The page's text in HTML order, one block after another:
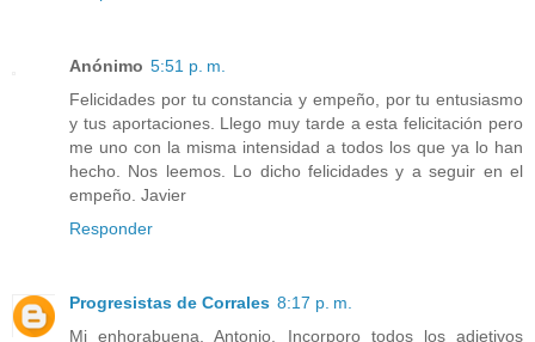
Anónimo 5:51 p. m.
Felicidades por tu constancia y empeño, por tu entusiasmo
y tus aportaciones. Llego muy tarde a esta felicitación pero
me uno con la misma intensidad a todos los que ya lo han
hecho. Nos leemos. Lo dicho felicidades y a seguir en el
empeño. Javier
Responder
Progresistas de Corrales 8:17 p. m.
Mi enhorabuena, Antonio. Incorporo todos los adjetivos